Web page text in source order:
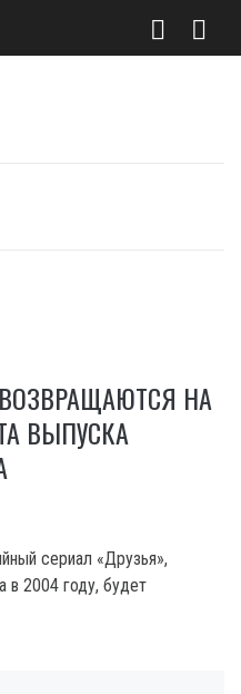
НА
ВЫПУСКА
сериал «Друзья»,
в 2004 году, будет